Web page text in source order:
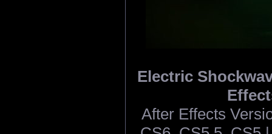
Electric
After Effects